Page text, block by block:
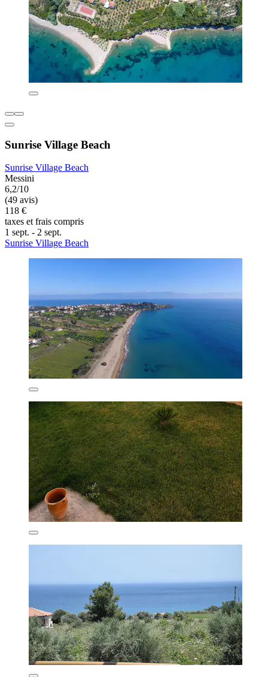
Sunrise Village Beach
Sunrise Village Beach
Messini
6,2/10
(49 avis)
118 €
taxes et frais compris
1 sept. - 2 sept.
Sunrise Village Beach